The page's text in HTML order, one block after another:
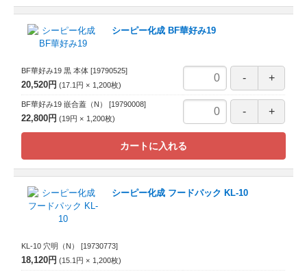
シーピー化成 BF華好み19
BF華好み19 黒 本体 [19790525]
20,520円 17.1円 1,200枚
BF華好み19 嵌合蓋（N） [19790008]
22,800円 19円 1,200枚
カートに入れる
シーピー化成 フードパック KL-10
KL-10 穴明（N） [19730773]
18,120円 15.1円 1,200枚